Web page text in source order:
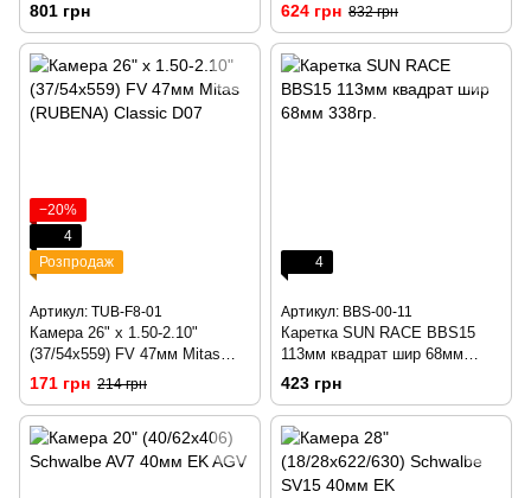
801 грн 624 грн 832 грн
−20%
4
Розпродаж
Артикул: TUB-F8-01
Камера 26" x 1.50-2.10"
(37/54x559) FV 47мм Mitas
(RUBENA) Classic D07
171 грн 214 грн
4
Артикул: BBS-00-11
Каретка SUN RACE BBS15
113мм квадрат шир 68мм
338гр.
423 грн